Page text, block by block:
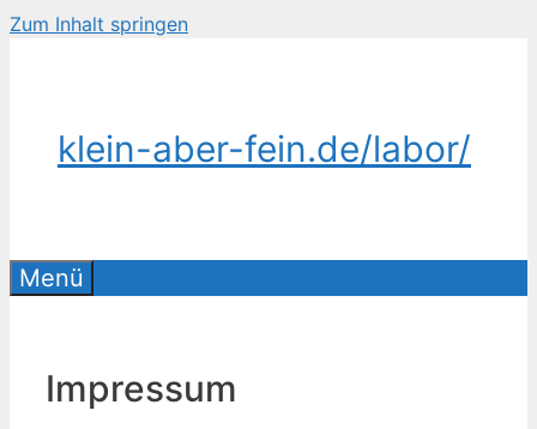
Zum Inhalt springen
klein-aber-fein.de/labor/
Menü
Im­pres­sum